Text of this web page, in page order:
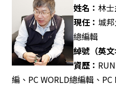
姓名：林
現任： 城
總編輯
綽號（英
資歷：
編、PC WORLD總編輯、